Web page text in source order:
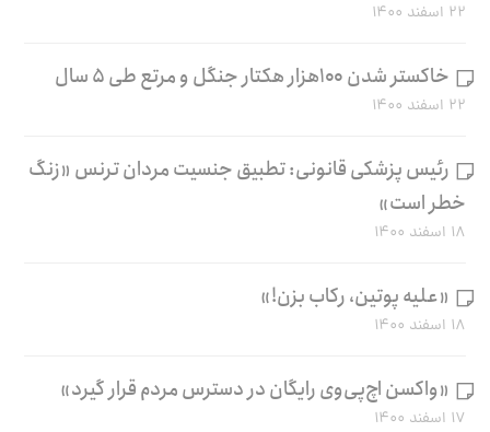
۲۲ اسفند ۱۴۰۰
خاکستر شدن ۱۰۰هزار هکتار جنگل و مرتع طی ۵ سال
۲۲ اسفند ۱۴۰۰
رئیس پزشکی قانونی: تطبیق جنسیت مردان ترنس «زنگ
خطر است»
۱۸ اسفند ۱۴۰۰
«علیه پوتین، رکاب بزن!»
۱۸ اسفند ۱۴۰۰
«واکسن اچ‌پی‌وی رایگان در دسترس مردم قرار گیرد»
۱۷ اسفند ۱۴۰۰